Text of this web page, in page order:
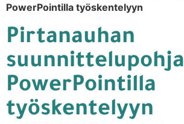
PowerPointilla työskentelyyn
Pirtanauhan
suunnittelupohja
PowerPointilla
työskentelyyn